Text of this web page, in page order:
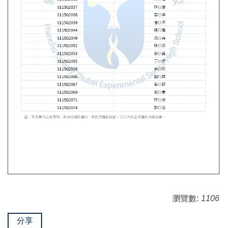
瀏覽數: 1106
分享